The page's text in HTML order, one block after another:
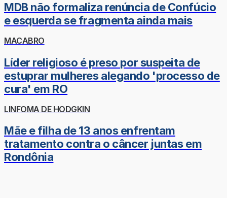
MDB não formaliza renúncia de Confúcio
e esquerda se fragmenta ainda mais
MACABRO
Líder religioso é preso por suspeita de
estuprar mulheres alegando 'processo de
cura' em RO
LINFOMA DE HODGKIN
Mãe e filha de 13 anos enfrentam
tratamento contra o câncer juntas em
Rondônia